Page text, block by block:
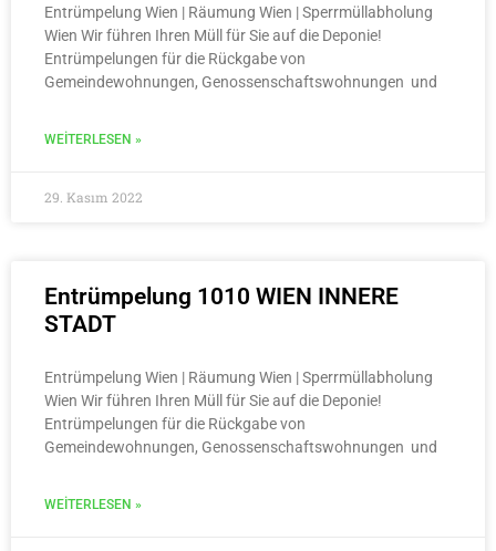
Entrümpelung Wien | Räumung Wien | Sperrmüllabholung
Wien Wir führen Ihren Müll für Sie auf die Deponie!
Entrümpelungen für die Rückgabe von
Gemeindewohnungen, Genossenschaftswohnungen und
WEITERLESEN »
29. Kasım 2022
Entrümpelung 1010 WIEN INNERE
STADT​
Entrümpelung Wien | Räumung Wien | Sperrmüllabholung
Wien Wir führen Ihren Müll für Sie auf die Deponie!
Entrümpelungen für die Rückgabe von
Gemeindewohnungen, Genossenschaftswohnungen und
WEITERLESEN »